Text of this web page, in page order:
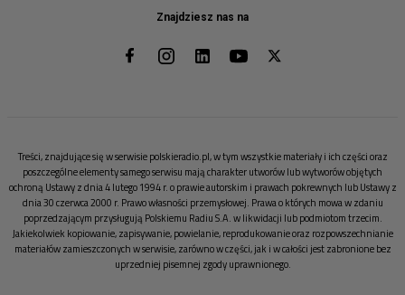
Znajdziesz nas na
Treści, znajdujące się w serwisie polskieradio.pl, w tym wszystkie materiały i ich części oraz
poszczególne elementy samego serwisu mają charakter utworów lub wytworów objętych
ochroną Ustawy z dnia 4 lutego 1994 r. o prawie autorskim i prawach pokrewnych lub Ustawy z
dnia 30 czerwca 2000 r. Prawo własności przemysłowej. Prawa o których mowa w zdaniu
poprzedzającym przysługują Polskiemu Radiu S.A. w likwidacji lub podmiotom trzecim.
Jakiekolwiek kopiowanie, zapisywanie, powielanie, reprodukowanie oraz rozpowszechnianie
materiałów zamieszczonych w serwisie, zarówno w części, jak i w całości jest zabronione bez
uprzedniej pisemnej zgody uprawnionego.